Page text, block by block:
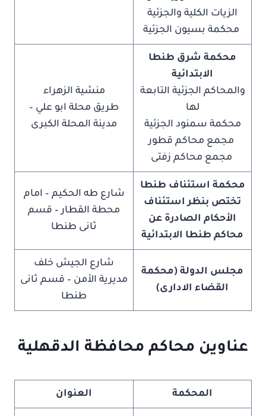
الزيات الكلية والجزئية
محكمة بسيون الجزئية
محكمة شرق طنطا
الابتدائية
والمحاكم الجزئية التابعة
لها
محكمة سمنود الجزئية
مجمع محاكم قطور
مجمع محاكم زفتى
منشية الزهراء
طريق محلة ابو علي –
مدينة المحلة الكبرى
محكمة استئناف طنطا
تختص بنظر استئناف
الأحكام الصادرة عن
محاكم طنطا الابتدائية
شارع طه الحكيم – امام
محطة القطار – قسم
ثانى طنطا
مجلس الدولة (محكمة
القضاء الادارى)
شارع الجيش خلف
مديرية الأمن – قسم ثانى
طنطا
عناوين محاكم محافظة الدقهلية
المحكمة العنوان